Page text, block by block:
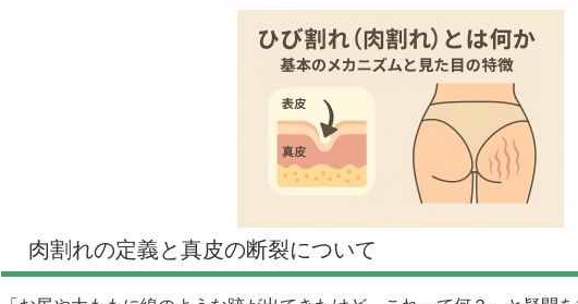
肉割れの定義と真皮の断裂について